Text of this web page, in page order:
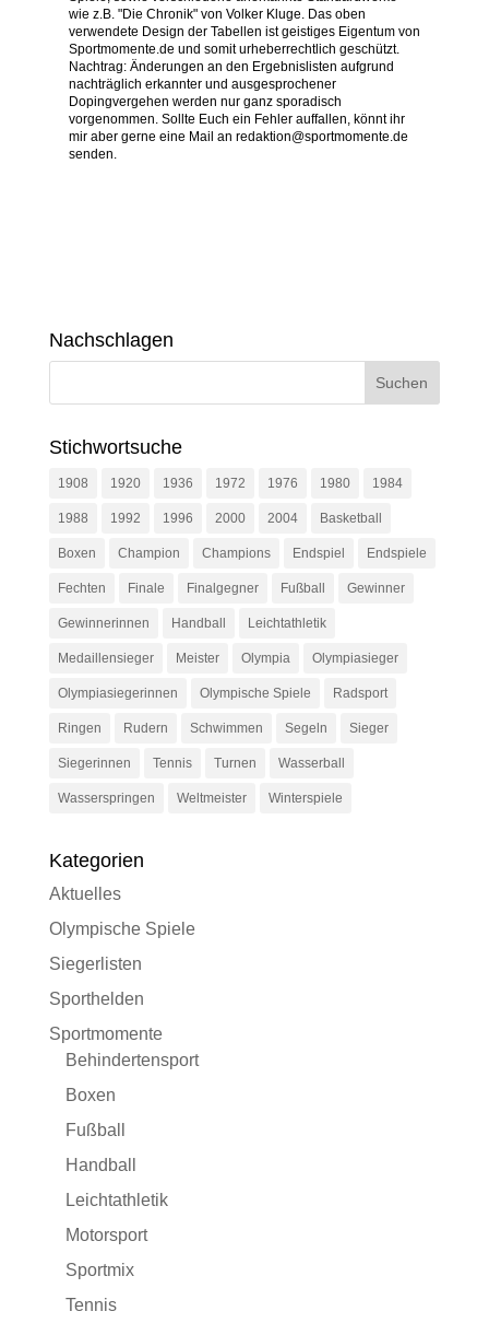
wie z.B. "Die Chronik" von Volker Kluge. Das oben
verwendete Design der Tabellen ist geistiges Eigentum von
Sportmomente.de und somit urheberrechtlich geschützt.
Nachtrag: Änderungen an den Ergebnislisten aufgrund
nachträglich erkannter und ausgesprochener
Dopingvergehen werden nur ganz sporadisch
vorgenommen. Sollte Euch ein Fehler auffallen, könnt ihr
mir aber gerne eine Mail an redaktion@sportmomente.de
senden.
Nachschlagen
Stichwortsuche
1908 1920 1936 1972 1976 1980 1984
1988 1992 1996 2000 2004 Basketball
Boxen Champion Champions Endspiel Endspiele
Fechten Finale Finalgegner Fußball Gewinner
Gewinnerinnen Handball Leichtathletik
Medaillensieger Meister Olympia Olympiasieger
Olympiasiegerinnen Olympische Spiele Radsport
Ringen Rudern Schwimmen Segeln Sieger
Siegerinnen Tennis Turnen Wasserball
Wasserspringen Weltmeister Winterspiele
Kategorien
Aktuelles
Olympische Spiele
Siegerlisten
Sporthelden
Sportmomente
Behindertensport
Boxen
Fußball
Handball
Leichtathletik
Motorsport
Sportmix
Tennis